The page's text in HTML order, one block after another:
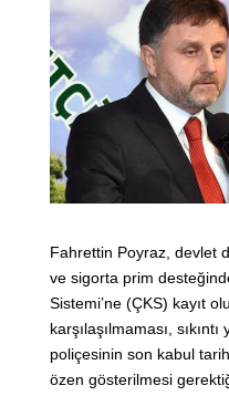
Fahrettin Poyraz, devlet
ve sigorta prim
Sistemi’ne (ÇKS) kayıt
karşılaşılmaması,
poliçesinin son kabul
özen gösterilmesi